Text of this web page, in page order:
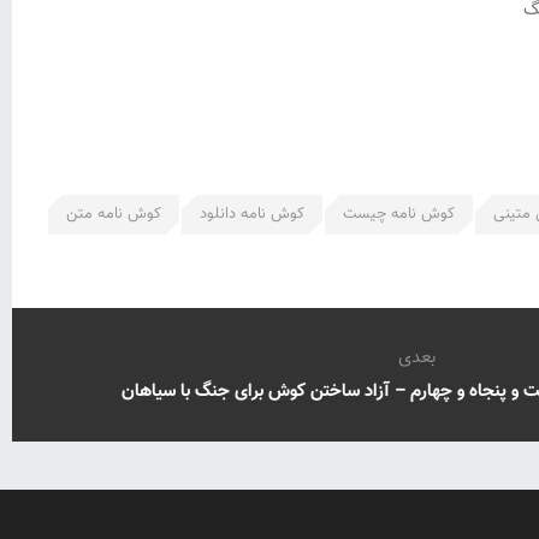
متینی کوش نامه چیست کوش نامه دانلود کوش نامه متن
بعدی
پنجاه و چهارم – آزاد ساختن کوش برای جنگ با سیاهان